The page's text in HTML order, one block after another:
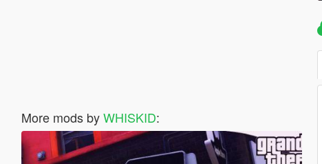
More mods byWHISKID: